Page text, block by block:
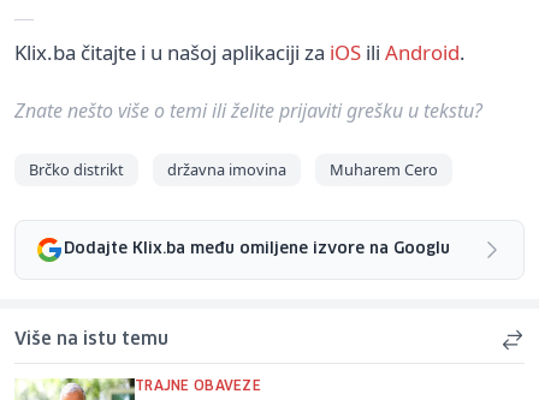
Klix.ba čitajte i u našoj aplikaciji za iOS ili Android.
Znate nešto više o temi ili želite prijaviti grešku u tekstu?
Brčko distrikt državna imovina Muharem Cero
Dodajte Klix.ba među omiljene izvore na Googlu
Više na istu temu
TRAJNE OBAVEZE